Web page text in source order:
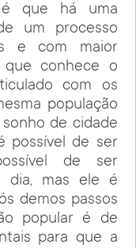
que há uma
um processo
e com maior
que conhece o
com os
população
de cidade
possível de ser
de ser
dia, mas ele é
demos passos
popular é de
para que a